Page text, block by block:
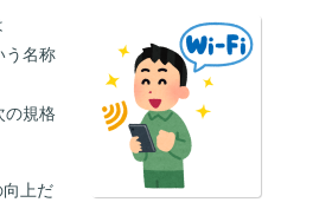
う名称
の規格
向上だ